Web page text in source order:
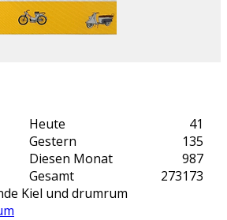
Heute
41
Gestern
135
Diesen Monat
987
Gesamt
273173
Kiel und drumrum